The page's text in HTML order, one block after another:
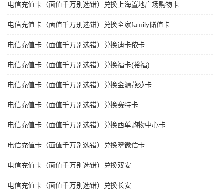
电信充值卡（面值千万别选错）兑换上海置地广场购物卡
电信充值卡（面值千万别选错）兑换全家family储值卡
电信充值卡（面值千万别选错）兑换迪卡侬卡
电信充值卡（面值千万别选错）兑换福卡(裕福)
电信充值卡（面值千万别选错）兑换金源燕莎卡
电信充值卡（面值千万别选错）兑换赛特卡
电信充值卡（面值千万别选错）兑换西单购物中心卡
电信充值卡（面值千万别选错）兑换翠微信卡
电信充值卡（面值千万别选错）兑换双安
电信充值卡（面值千万别选错）兑换长安